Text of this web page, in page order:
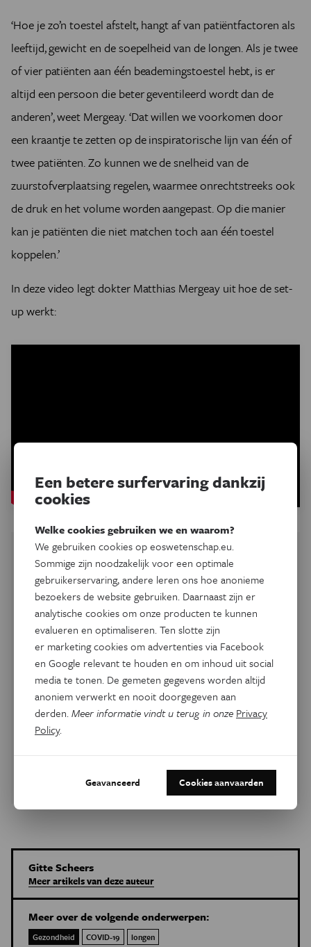
‘Hoe je zo’n toestel afstelt, hangt af van patiëntfactoren als
leeftijd, gewicht en de soepelheid van de longen. Als je twee
of vier patiënten aan één beademingstoestel hebt, is er
altijd een persoon die beter geventileerd wordt dan de
anderen’, weet Mergeay. ‘Dat willen we voorkomen door
een kraantje te zetten op de inspiratorische lijn van één of
twee patiënten. Zo kunnen we de snelheid van de
zuurstofverplaatsing regelen, waarmee onrechtstreeks ook
de druk en het volume worden aangepast. Op die manier
kan je patiënten die niet matchen toch aan één toestel
koppelen.’
In deze video legtdokter Matthias Mergeay uit hoe de set-
up werkt:
COVID-19
Volg hier het coronanieuws op de voet en vind een
Meer info
Gitte Scheers
Meer artikels van deze auteur
Meer over de volgende onderwerpen:
Gezondheid COVID-19 longen
Een betere surfervaring dankzij
cookies
Welke cookies gebruiken we en waarom?
We gebruiken cookies op eoswetenschap.eu.
Sommige zijn noodzakelijk voor een optimale
gebruikerservaring, andere leren ons hoe anonieme
bezoekers de website gebruiken. Daarnaast zijn er
analytische cookies om onze producten te kunnen
evalueren en optimaliseren. Ten slotte zijn
er marketing cookies om advertenties via Facebook
en Google relevant te houden en om inhoud uit social
media te tonen. De gemeten gegevens worden altijd
anoniem verwerkt en nooit doorgegeven aan
derden.Meer informatie vindt u terug in onze Privacy
Policy.
Geavanceerd Cookies aanvaarden